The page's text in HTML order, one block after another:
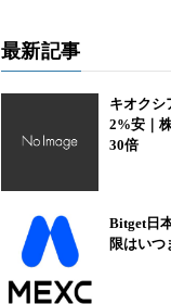
最新記事
キオクシ
2%安｜
30倍
Bitget日
限はいつ